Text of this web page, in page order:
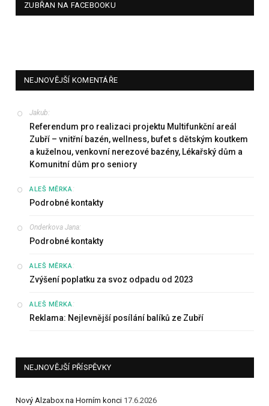
ZUBŘAN NA FACEBOOKU
NEJNOVĚJŠÍ KOMENTÁŘE
Jakub:
Referendum pro realizaci projektu Multifunkční areál
Zubří – vnitřní bazén, wellness, bufet s dětským koutkem
a kuželnou, venkovní nerezové bazény, Lékařský dům a
Komunitní dům pro seniory
ALEŠ MĚRKA:
Podrobné kontakty
Onderkova Jana:
Podrobné kontakty
ALEŠ MĚRKA:
Zvýšení poplatku za svoz odpadu od 2023
ALEŠ MĚRKA:
Reklama: Nejlevnější posílání balíků ze Zubří
NEJNOVĚJŠÍ PŘÍSPĚVKY
Nový Alzabox na Horním konci 17.6.2026